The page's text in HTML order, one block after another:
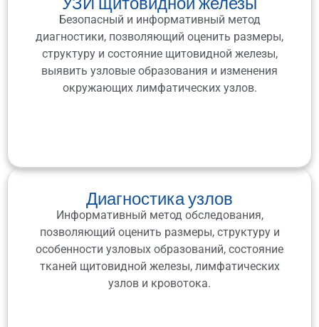
Безопасный и информативный метод
диагностики, позволяющий оценить размеры,
структуру и состояние щитовидной железы,
выявить узловые образования и изменения
окружающих лимфатических узлов.
Диагностика узлов
Информативный метод обследования,
позволяющий оценить размеры, структуру и
особенности узловых образований, состояние
тканей щитовидной железы, лимфатических
узлов и кровотока.